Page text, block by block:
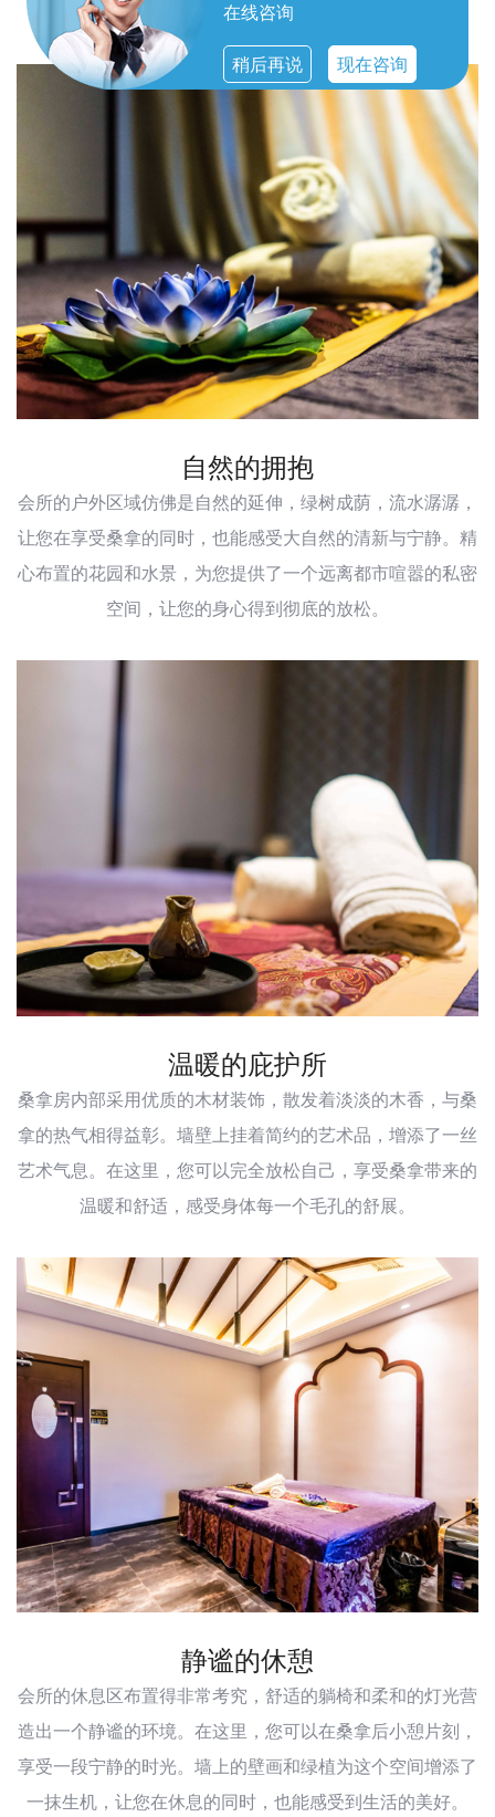
在线咨询
稍后再说 现在咨询
无一不体现出对顾客体验的重视。
自然的拥抱
会所的户外区域仿佛是自然的延伸，绿树成荫，流水潺潺，
让您在享受桑拿的同时，也能感受大自然的清新与宁静。精
心布置的花园和水景，为您提供了一个远离都市喧嚣的私密
空间，让您的身心得到彻底的放松。
温暖的庇护所
桑拿房内部采用优质的木材装饰，散发着淡淡的木香，与桑
拿的热气相得益彰。墙壁上挂着简约的艺术品，增添了一丝
艺术气息。在这里，您可以完全放松自己，享受桑拿带来的
温暖和舒适，感受身体每一个毛孔的舒展。
静谧的休憩
会所的休息区布置得非常考究，舒适的躺椅和柔和的灯光营
造出一个静谧的环境。在这里，您可以在桑拿后小憩片刻，
享受一段宁静的时光。墙上的壁画和绿植为这个空间增添了
一抹生机，让您在休息的同时，也能感受到生活的美好。